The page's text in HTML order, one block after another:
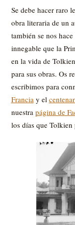
Se debe hacer raro
obra literaria de un
también se nos
innegable que la
en la vida de
para sus obras. Os
escribimos para
Francia y el
nuestra página de
los días que Tolkien